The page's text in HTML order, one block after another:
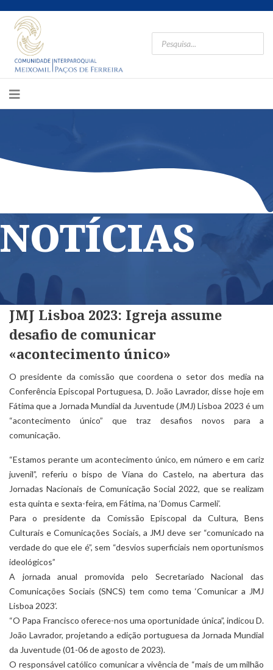
NOTÍCIAS
JMJ Lisboa 2023: Igreja assume
desafio de comunicar
«acontecimento único»
O presidente da comissão que coordena o setor dos media na
Conferência Episcopal Portuguesa, D. João Lavrador, disse hoje em
Fátima que a Jornada Mundial da Juventude (JMJ) Lisboa 2023 é um
“acontecimento único” que traz desafios novos para a
comunicação.
“Estamos perante um acontecimento único, em número e em cariz
juvenil”, referiu o bispo de Viana do Castelo, na abertura das
Jornadas Nacionais de Comunicação Social 2022, que se realizam
esta quinta e sexta-feira, em Fátima, na ‘Domus Carmeli’.
Para o presidente da Comissão Episcopal da Cultura, Bens
Culturais e Comunicações Sociais, a JMJ deve ser “comunicado na
verdade do que ele é”, sem “desvios superficiais nem oportunismos
ideológicos”
A jornada anual promovida pelo Secretariado Nacional das
Comunicações Sociais (SNCS) tem como tema ‘Comunicar a JMJ
Lisboa 2023’.
“O Papa Francisco oferece-nos uma oportunidade única”, indicou D.
João Lavrador, projetando a edição portuguesa da Jornada Mundial
da Juventude (01-06 de agosto de 2023).
O responsável católico comunicar a vivência de “mais de um milhão